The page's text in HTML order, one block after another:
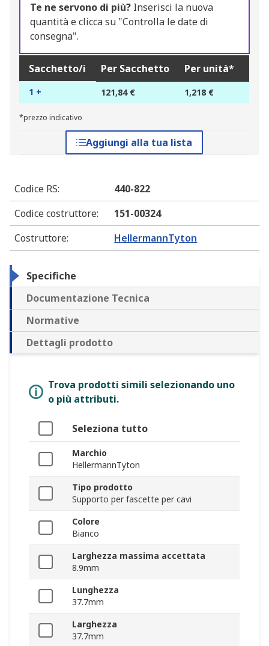
Te ne servono di più? Inserisci la nuova
quantità e clicca su "Controlla le date di
consegna".
Sacchetto/i Per Sacchetto Per unità*
1 + 121,84 € 1,218 €
*prezzo indicativo
Aggiungi alla tua lista
Codice RS:
440-822
Codice costruttore:
151-00324
Costruttore: HellermannTyton
Specifiche
Documentazione Tecnica
Normative
Dettagli prodotto
Trova prodotti simili selezionando uno
o più attributi.
Seleziona tutto
Marchio
HellermannTyton
Tipo prodotto
Supporto per fascette per cavi
Colore
Bianco
Larghezza massima accettata
8.9mm
Lunghezza
37.7mm
Larghezza
37.7mm